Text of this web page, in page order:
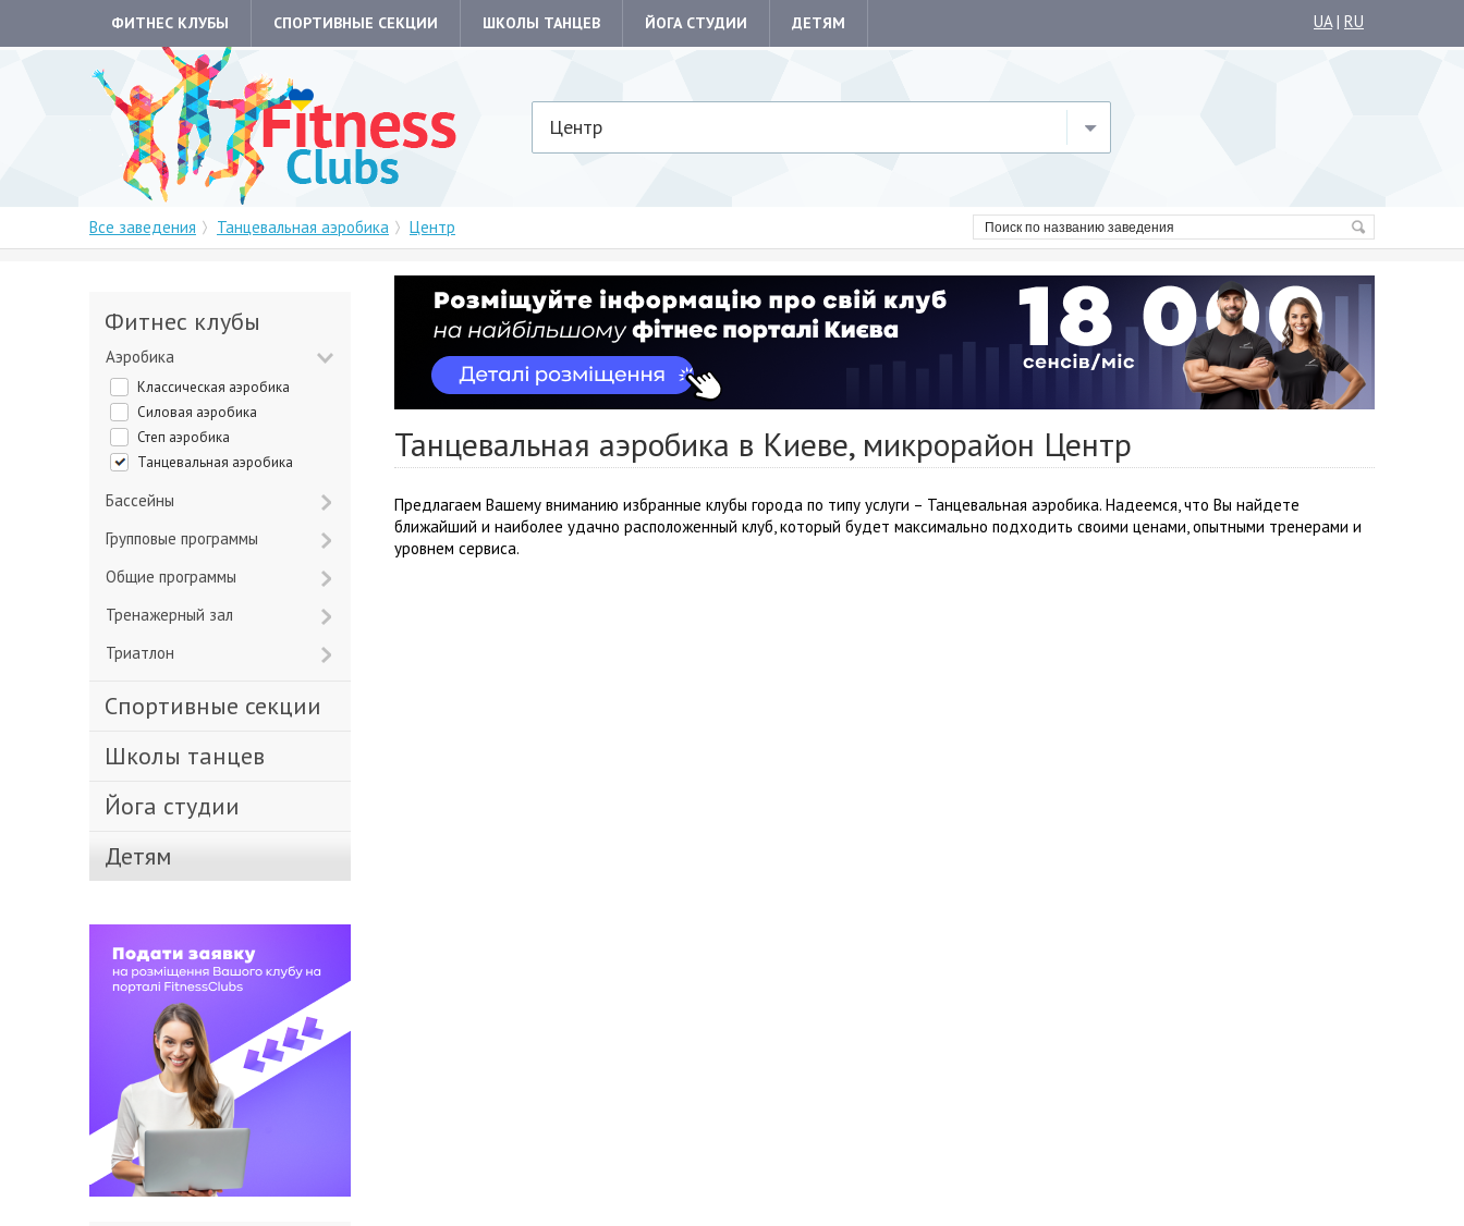
ФИТНЕС КЛУБЫ СПОРТИВНЫЕ СЕКЦИИ ШКОЛЫ ТАНЦЕВ ЙОГА СТУДИИ ДЕТЯМ UA| RU
Центр
Все заведения Танцевальная аэробика Центр
Танцевальная аэробика в Киеве, микрорайон Центр
Предлагаем Вашему вниманию избранные клубы города по типу услуги – Танцевальная аэробика. Надеемся, что Вы найдете
ближайший и наиболее удачно расположенный клуб, который будет максимально подходить своими ценами, опытными тренерами и
уровнем сервиса.
Фитнес клубы
Аэробика
Классическая аэробика
Силовая аэробика
Степ аэробика
Танцевальная аэробика
Бассейны
Групповые программы
Общие программы
Тренажерный зал
Триатлон
Спортивные секции
Школы танцев
Йога студии
Детям